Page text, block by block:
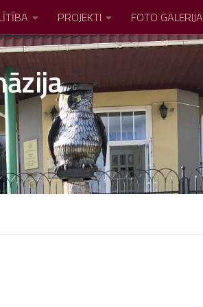
PROJEKTI FOTO GALERIJA